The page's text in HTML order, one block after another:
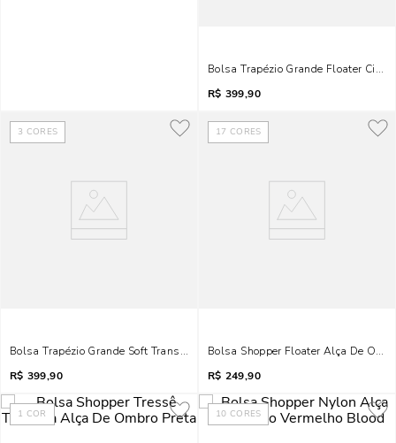
Bolsa Trapézio Grande Floater
R$ 399,90
3 CORES
Bolsa Trapézio Grande Soft Transversal Preto
R$ 399,90
17 CORES
Bolsa Shopper Floater Alça De
R$ 249,90
1 COR 10 CORES